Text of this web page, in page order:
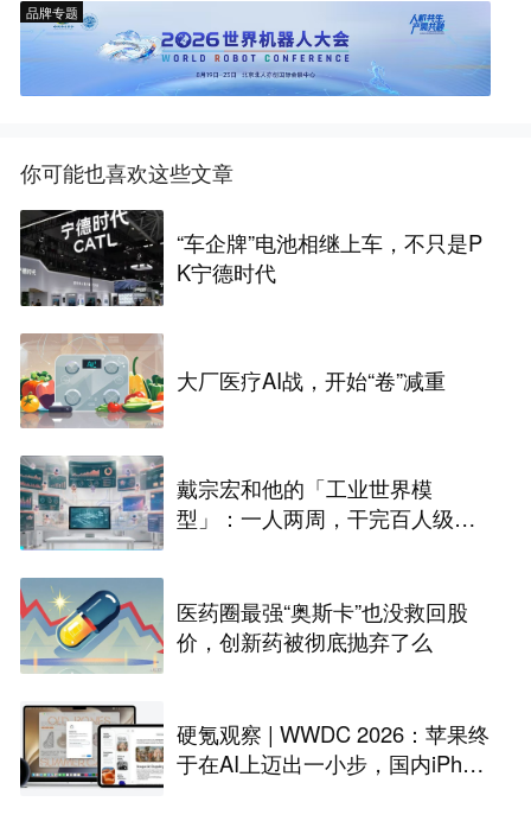
品牌专题
你可能也喜欢这些文章
“车企牌”电池相继上车，不只是P
K宁德时代
大厂医疗AI战，开始“卷”减重
戴宗宏和他的「工业世界模
型」：一人两周，干完百人级定
医药圈最强“奥斯卡”也没救回股
价，创新药被彻底抛弃了么
硬氪观察 | WWDC 2026：苹果终
于在AI上迈出一小步，国内iPhon